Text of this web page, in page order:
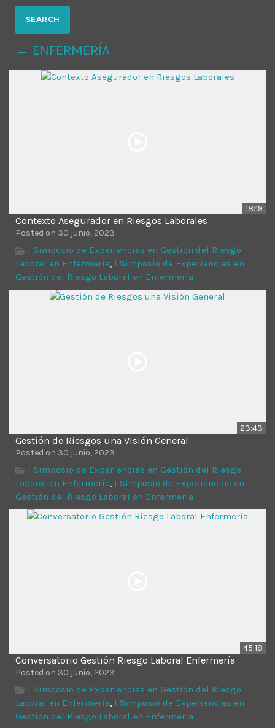
431 201
DESIGN ADMINISTRATOR
Validating Enterprise
Architectures In The Current
Time
← ENFERMERÍA
18:19
Contexto Asegurador en Riesgos Laborales
Posted on 30 junio, 2023
I Simposio de Experiencias en Gestión del Riesgo
Laboral en Enfermería, I Simposio de Experiencias en
Gestión del Riesgo Laboral en Enfermería
23:43
Gestión de Riesgos una Visión General
Posted on 30 junio, 2023
I Simposio de Experiencias en Gestión del Riesgo
Laboral en Enfermería, I Simposio de Experiencias en
Gestión del Riesgo Laboral en Enfermería
45:18
Conversatorio Gestión Riesgo Laboral Enfermería
Posted on 30 junio, 2023
I Simposio de Experiencias en Gestión del Riesgo
Laboral en Enfermería, I Simposio de Experiencias en
Gestión del Riesgo Laboral en Enfermería